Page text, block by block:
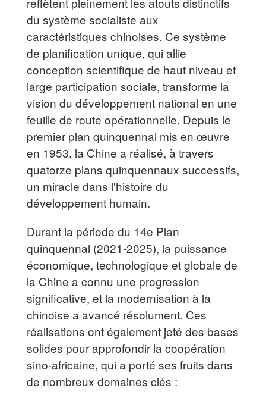
du système socialiste aux
caractéristiques chinoises. Ce système
de planification unique, qui allie
conception scientifique de haut niveau et
large participation sociale, transforme la
vision du développement national en une
feuille de route opérationnelle. Depuis le
premier plan quinquennal mis en œuvre
en 1953, la Chine a réalisé, à travers
quatorze plans quinquennaux successifs,
un miracle dans l'histoire du
développement humain.
Durant la période du 14e Plan
quinquennal (2021-2025), la puissance
économique, technologique et globale de
la Chine a connu une progression
significative, et la modernisation à la
chinoise a avancé résolument. Ces
réalisations ont également jeté des bases
solides pour approfondir la coopération
sino-africaine, qui a porté ses fruits dans
de nombreux domaines clés :